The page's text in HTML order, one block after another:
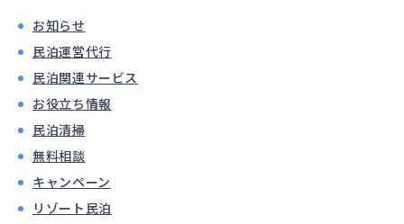
お知らせ
民泊運営代行
民泊関連サービス
お役立ち情報
民泊清掃
無料相談
キャンペーン
リゾート民泊